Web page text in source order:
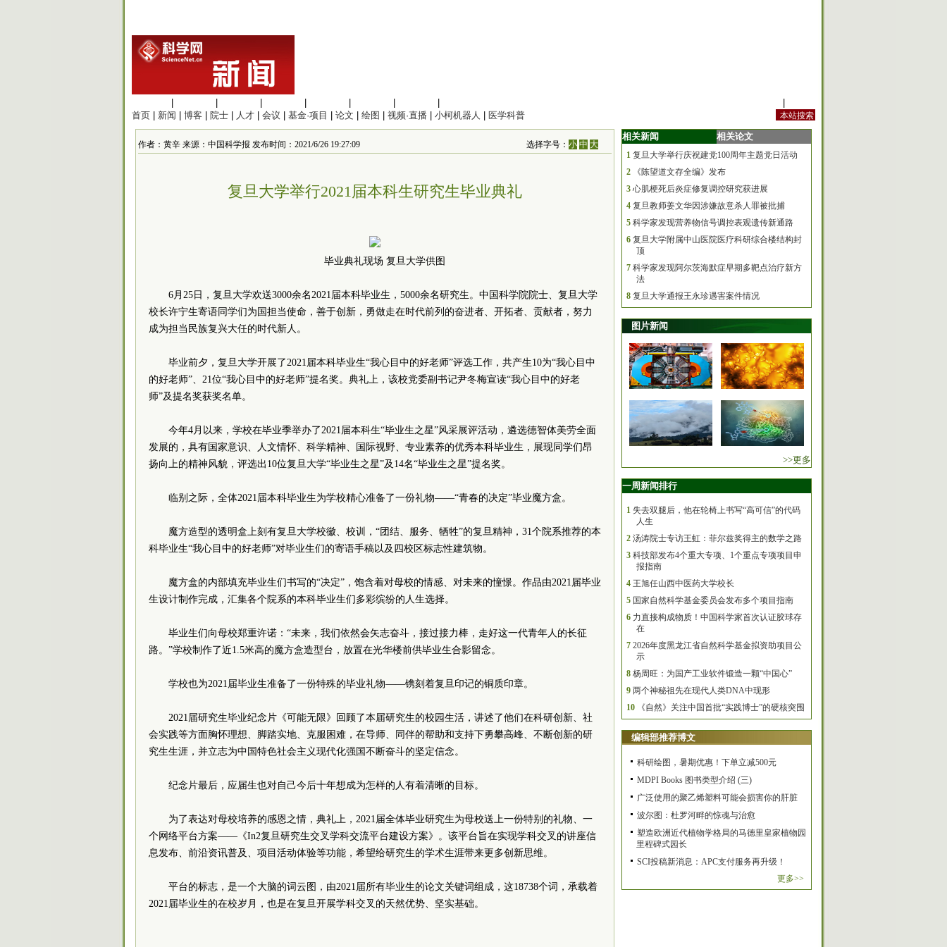
首页
新闻 博客 院士 人才 会议 基金·项目 论文 绘图 视频·直播 小柯机器人 医学科普
作者：黄辛 来源：中国科学报 发布时间：2021/6/26 19:27:09 选择字号：小 中 大
复旦大学举行2021届本科生研究生毕业典礼
毕业典礼现场 复旦大学供图
6月25日，复旦大学欢送3000余名2021届本科毕业生，5000余名研究生。中国科学院院士、复旦大学
校长许宁生寄语同学们为国担当使命，善于创新，勇做走在时代前列的奋进者、开拓者、贡献者，努力
成为担当民族复兴大任的时代新人。
毕业前夕，复旦大学开展了2021届本科毕业生“我心目中的好老师”评选工作，共产生10为“我心目中
的好老师”、21位“我心目中的好老师”提名奖。典礼上，该校党委副书记尹冬梅宣读“我心目中的好老
师”及提名奖获奖名单。
今年4月以来，学校在毕业季举办了2021届本科生“毕业生之星”风采展评活动，遴选德智体美劳全面
发展的，具有国家意识、人文情怀、科学精神、国际视野、专业素养的优秀本科毕业生，展现同学们昂
扬向上的精神风貌，评选出10位复旦大学“毕业生之星”及14名“毕业生之星”提名奖。
临别之际，全体2021届本科毕业生为学校精心准备了一份礼物——“青春的决定”毕业魔方盒。
魔方造型的透明盒上刻有复旦大学校徽、校训，“团结、服务、牺牲”的复旦精神，31个院系推荐的本
科毕业生“我心目中的好老师”对毕业生们的寄语手稿以及四校区标志性建筑物。
魔方盒的内部填充毕业生们书写的“决定”，饱含着对母校的情感、对未来的憧憬。作品由2021届毕业
生设计制作完成，汇集各个院系的本科毕业生们多彩缤纷的人生选择。
毕业生们向母校郑重许诺：“未来，我们依然会矢志奋斗，接过接力棒，走好这一代青年人的长征
路。”学校制作了近1.5米高的魔方盒造型台，放置在光华楼前供毕业生合影留念。
学校也为2021届毕业生准备了一份特殊的毕业礼物——镌刻着复旦印记的铜质印章。
2021届研究生毕业纪念片《可能无限》回顾了本届研究生的校园生活，讲述了他们在科研创新、社
会实践等方面胸怀理想、脚踏实地、克服困难，在导师、同伴的帮助和支持下勇攀高峰、不断创新的研
究生生涯，并立志为中国特色社会主义现代化强国不断奋斗的坚定信念。
纪念片最后，应届生也对自己今后十年想成为怎样的人有着清晰的目标。
为了表达对母校培养的感恩之情，典礼上，2021届全体毕业研究生为母校送上一份特别的礼物、一
个网络平台方案——《In2复旦研究生交叉学科交流平台建设方案》。该平台旨在实现学科交叉的讲座信
息发布、前沿资讯普及、项目活动体验等功能，希望给研究生的学术生涯带来更多创新思维。
平台的标志，是一个大脑的词云图，由2021届所有毕业生的论文关键词组成，这18738个词，承载着
2021届毕业生的在校岁月，也是在复旦开展学科交叉的天然优势、坚实基础。
相关新闻 相关论文
1 复旦大学举行庆祝建党100周年主题党日活动
2
《陈望道文存全编》发布
3 心肌梗死后炎症修复调控研究获进展
4 复旦教师姜文华因涉嫌故意杀人罪被批捕
5 科学家发现营养物信号调控表观遗传新通路
6 复旦大学附属中山医院医疗科研综合楼结构封
顶
7 科学家发现阿尔茨海默症早期多靶点治疗新方
法
8 复旦大学通报王永珍遇害案件情况
图片新闻
>>更多
一周新闻排行
1 失去双腿后，他在轮椅上书写“高可信”的代码
人生
2 汤涛院士专访王虹：菲尔兹奖得主的数学之路
3 科技部发布4个重大专项、1个重点专项项目申
报指南
4 王旭任山西中医药大学校长
5 国家自然科学基金委员会发布多个项目指南
6 力直接构成物质！中国科学家首次认证胶球存
在
7 2026年度黑龙江省自然科学基金拟资助项目公
示
8 杨周旺：为国产工业软件锻造一颗“中国心”
9 两个神秘祖先在现代人类DNA中现形
10
《自然》关注中国首批“实践博士”的硬核突围
编辑部推荐博文
科研绘图，暑期优惠！下单立减500元
MDPI Books 图书类型介绍 (三)
广泛使用的聚乙烯塑料可能会损害你的肝脏
波尔图：杜罗河畔的惊魂与治愈
塑造欧洲近代植物学格局的马德里皇家植物园
里程碑式园长
SCI投稿新消息：APC支付服务再升级！
更多>>